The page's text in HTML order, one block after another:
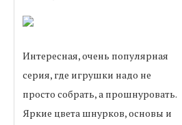
Интересная, очень популярная
серия, где игрушки надо не
просто собрать, а прошнуровать.
Яркие цвета шнурков, основы и